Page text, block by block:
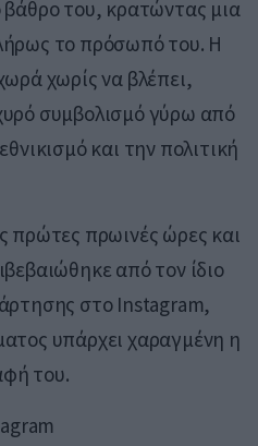
του, κρατώντας μια
το πρόσωπό του. Η
χωρίς να βλέπει,
συμβολισμό γύρω από
και την πολιτική
πρώτες πρωινές ώρες και
από τον ίδιο
στο Instagram,
υπάρχει χαραγμένη η
του.